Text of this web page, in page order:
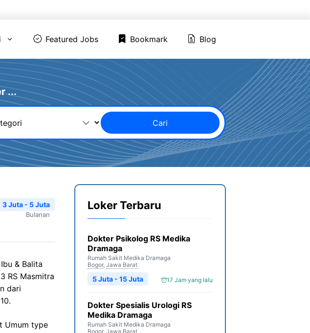
Featured Jobs Bookmark Blog
...
Cari
3 Juta - 5 Juta
Bulanan
& Balita
RS Masmitra
dari
Umum type
Loker Terbaru
Dokter Psikolog RS Medika
Dramaga
Rumah Sakit Medika Dramaga
Bogor, Jawa Barat
17 Jam yang lalu
5 Juta - 15 Juta
Dokter Spesialis Urologi RS
Medika Dramaga
Rumah Sakit Medika Dramaga
Bogor, Jawa Barat